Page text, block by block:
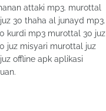
attaki mp3. murottal
30 thaha al junayd mp3.
kurdi mp3 murottal 30 juz
juz misyari murottal juz
offline apk aplikasi